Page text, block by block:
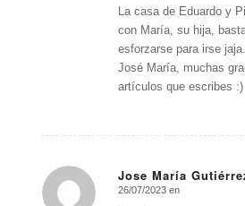
La casa de Eduardo y
con María, su hija,
esforzarse para irse jaja.
José María, muchas
artículos que escribes :)
Jose María
Dice:
26/07/2023 en